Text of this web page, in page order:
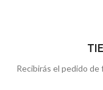
Recibirás el pedido de